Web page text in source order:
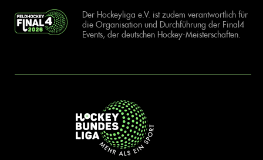
Der Hockeyliga e.V. ist zudem verantwortlich für
die Organisation und Durchführung der Final4
Events, der deutschen Hockey-Meisterschaften.